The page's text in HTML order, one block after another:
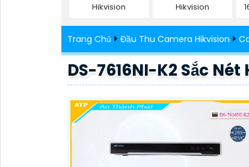
Hikvision
Hikvision
Trang Chủ Đầu Thu Camera Hikvision
DS-7616NI-K2 Sắc